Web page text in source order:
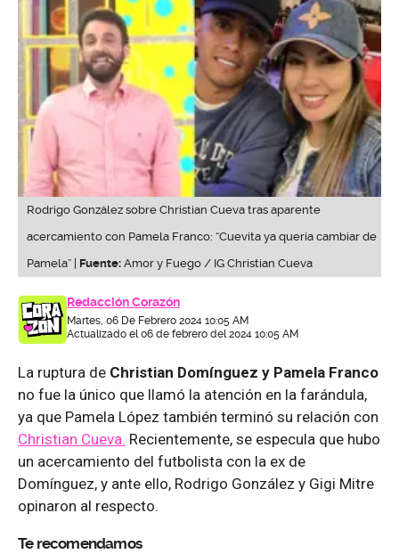
Rodrigo González sobre Christian Cueva tras aparente
acercamiento con Pamela Franco: “Cuevita ya quería cambiar de
Pamela” | Fuente: Amor y Fuego / IG Christian Cueva
Redacción Corazón
Martes, 06 De Febrero 2024 10:05 AM
Actualizado el 06 de febrero del 2024 10:05 AM
La ruptura de Christian Domínguez y Pamela Franco
no fue la único que llamó la atención en la farándula,
ya que Pamela López también terminó su relación con
Christian Cueva. Recientemente, se especula que hubo
un acercamiento del futbolista con la ex de
Domínguez, y ante ello, Rodrigo González y Gigi Mitre
opinaron al respecto.
Te recomendamos